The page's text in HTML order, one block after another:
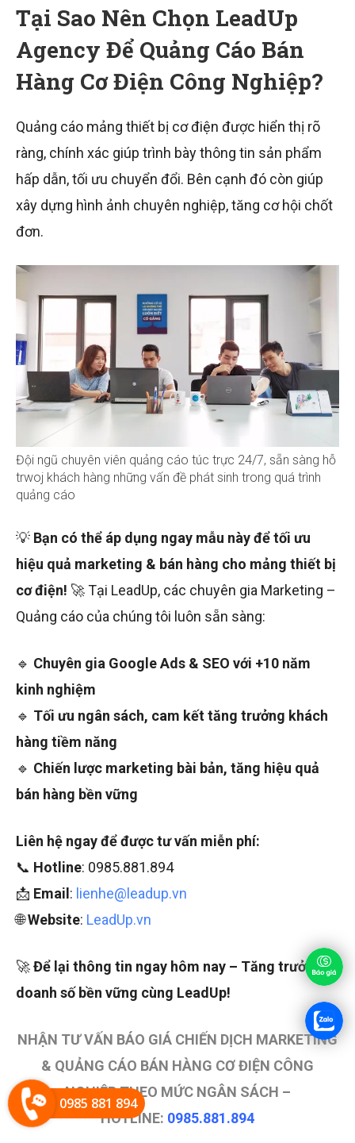
Tại Sao Nên Chọn LeadUp
Agency Để Quảng Cáo Bán
Hàng Cơ Điện Công Nghiệp?
Quảng cáo mảng thiết bị cơ điện được hiển thị rõ
ràng, chính xác giúp trình bày thông tin sản phẩm
hấp dẫn, tối ưu chuyển đổi. Bên cạnh đó còn giúp
xây dựng hình ảnh chuyên nghiệp, tăng cơ hội chốt
đơn.
Đội ngũ chuyên viên quảng cáo túc trực 24/7, sẵn sàng hỗ
trwoj khách hàng những vấn đề phát sinh trong quá trình
quảng cáo
💡 Bạn có thể áp dụng ngay mẫu này để tối ưu
hiệu quả marketing & bán hàng cho mảng thiết bị
cơ điện! 🚀 Tại LeadUp, các chuyên gia Marketing –
Quảng cáo của chúng tôi luôn sẵn sàng:
🔹 Chuyên gia Google Ads & SEO với +10 năm
kinh nghiệm
🔹 Tối ưu ngân sách, cam kết tăng trưởng khách
hàng tiềm năng
🔹 Chiến lược marketing bài bản, tăng hiệu quả
bán hàng bền vững
Liên hệ ngay để được tư vấn miễn phí:
📞 Hotline: 0985.881.894
📩 Email : lienhe@leadup.vn
🌐Website: LeadUp.vn
🚀Để lại thông tin ngay hôm nay – Tăng trưởng
doanh số bền vững cùng LeadUp!
NHẬN TƯ VẤN BÁO GIÁ CHIẾN DỊCH MARKETING
& QUẢNG CÁO BÁN HÀNG CƠ ĐIỆN CÔNG
NGHIỆP THEO MỨC NGÂN SÁCH –
HOTLINE: 0985.881.894
0985 881 894